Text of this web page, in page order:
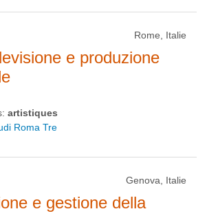
Rome, Italie
e produzione
artistiques
Roma Tre
Genova, Italie
e gestione della